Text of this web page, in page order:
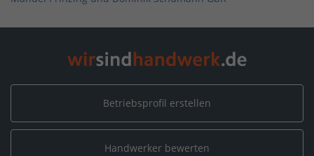
Betriebsprofil erstellen
Handwerker bewerten